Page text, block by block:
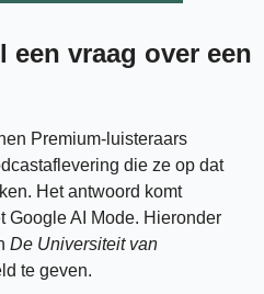
een vraag over een
Premium-luisteraars
die ze op dat
Het antwoord komt
Google AI Mode. Hieronder
De Universiteit van
te geven.